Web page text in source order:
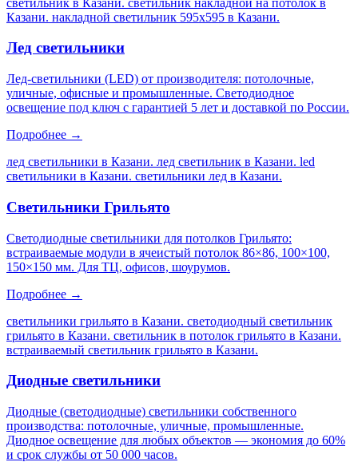
Казани. накладной светильник 595х595 в Казани.
Лед светильники
Лед-светильники (LED) от производителя: потолочные,
уличные, офисные и промышленные. Светодиодное
освещение под ключ с гарантией 5 лет и доставкой по России.
Подробнее →
лед светильники в Казани. лед светильник в Казани. led
светильники в Казани. светильники лед в Казани.
Светильники Грильято
Светодиодные светильники для потолков Грильято:
встраиваемые модули в ячеистый потолок 86×86, 100×100,
150×150 мм. Для ТЦ, офисов, шоурумов.
Подробнее →
светильники грильято в Казани. светодиодный светильник
грильято в Казани. светильник в потолок грильято в Казани.
встраиваемый светильник грильято в Казани.
Диодные светильники
Диодные (светодиодные) светильники собственного
производства: потолочные, уличные, промышленные.
Диодное освещение для любых объектов — экономия до 60%
и срок службы от 50 000 часов.